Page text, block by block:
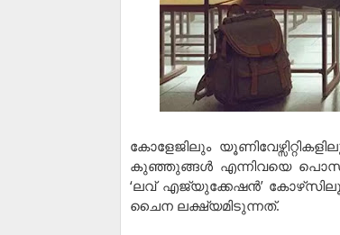
കോളേജിലും
കുഞ്ഞുങ്ങൾ എന്നിവയെ
‘ലവ് എജ്യുക്കേഷന്‍’
ചൈന ലക്ഷ്യമിടുന്നത്.